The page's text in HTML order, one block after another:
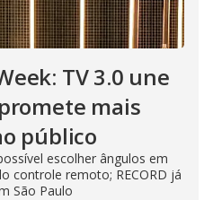
TV 3.0 une
mais
público
escolher ângulos em
controle remoto; RECORD já
São Paulo